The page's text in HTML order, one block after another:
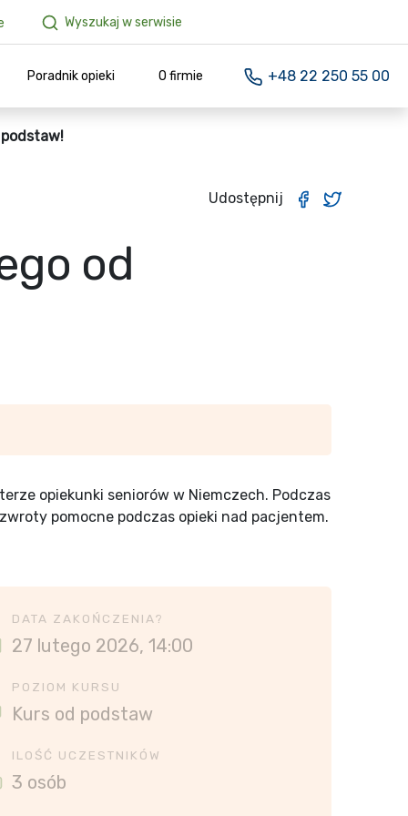
Wyszukaj w serwisie
Poradnik opieki O firmie +48 22 250 55 00
podstaw!
Udostępnij
od
opiekunki seniorów w Niemczech. Podczas
pomocne podczas opieki nad pacjentem.
DATA ZAKOŃCZENIA?
27 lutego 2026, 14:00
POZIOM KURSU
Kurs od podstaw
ILOŚĆ UCZESTNIKÓW
3 osób